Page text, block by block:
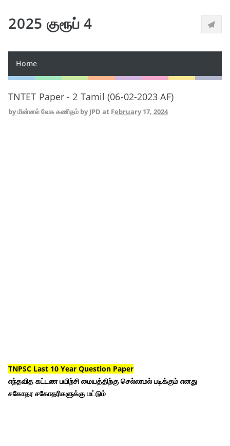
2025 குரூப் 4
Home
TNTET Paper - 2 Tamil (06-02-2023 AF)
byமின்னல் வேக கணிதம் by JPD at February 17, 2024
TNPSC Last 10 Year Question Paper
எந்தவித கட்டண பயிற்சி மையத்திற்கு செல்லாமல் படிக்கும் எனது
சகோதர சகோதரிகளுக்கு மட்டும்